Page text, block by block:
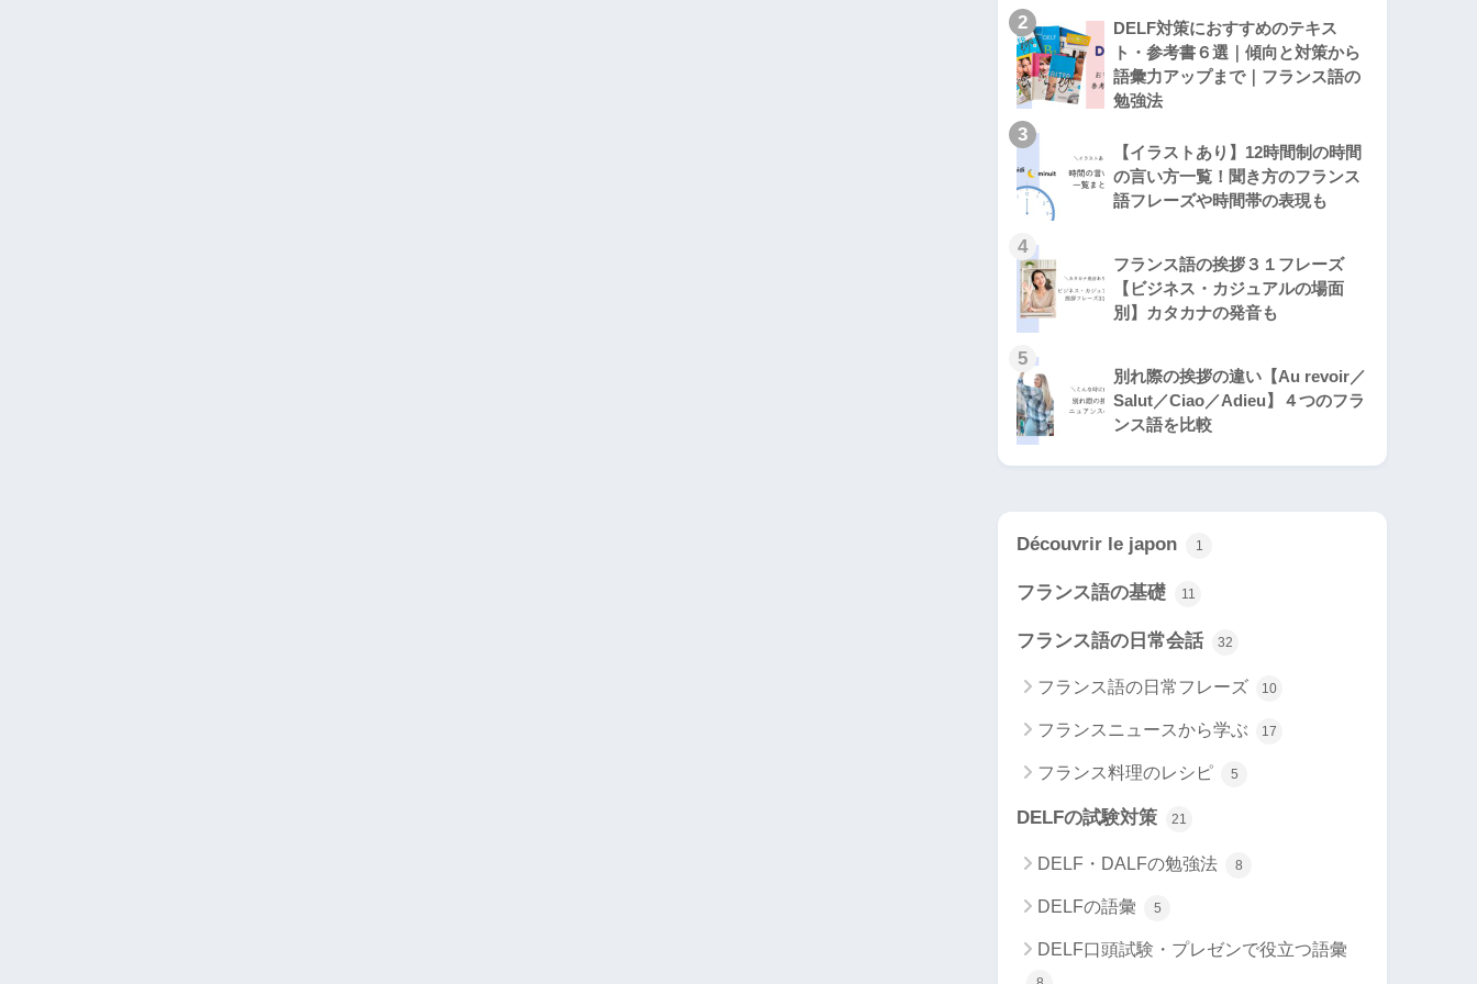
2
DELF対策におすすめのテキス
ト・参考書６選｜傾向と対策から
語彙力アップまで｜フランス語の
勉強法
3
【イラストあり】12時間制の時間
の言い方一覧！聞き方のフランス
語フレーズや時間帯の表現も
4
フランス語の挨拶３１フレーズ
【ビジネス・カジュアルの場面
別】カタカナの発音も
5
別れ際の挨拶の違い【Au revoir／
Salut／Ciao／Adieu】４つのフラ
ンス語を比較
Découvrir le japon 1
フランス語の基礎 11
フランス語の日常会話 32
フランス語の日常フレーズ 10
フランスニュースから学ぶ 17
フランス料理のレシピ 5
DELFの試験対策 21
DELF・DALFの勉強法 8
DELFの語彙 5
DELF口頭試験・プレゼンで役立つ語彙